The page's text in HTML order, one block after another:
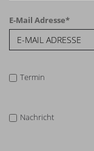
E-Mail Adresse*
Termin
Nachricht